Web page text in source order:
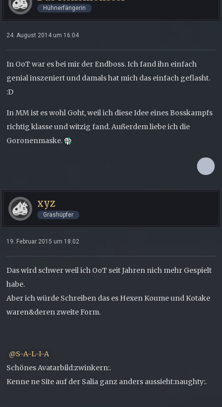
Hühnerfängerin
24. August 2014 um 16:04
In OoT war es bei mir der Endboss. Ich fand ihn einfach
genial inszeniert und damals hat mich das einfach geflasht.
:D
In MM ist es wohl Goht, weil ich diese Idee eines Bosskampfs
richtig klasse und witzig fand. Außerdem liebe ich die
Goronenmaske.
xyz
Grashüpfer
19. Februar 2015 um 18:02
Das wird schwer weil ich OoT seit Jahren nich mehr Gespielt
habe.
Aber ich würde Schreiben das es Hexen Koume und Kotake
waren&deren zweite Form.
S-A-L-I-A
Schönes Avatarbild:zwinkern:.
Kenne ne Site auf der Salia ganz anders aussieht:naughty:.